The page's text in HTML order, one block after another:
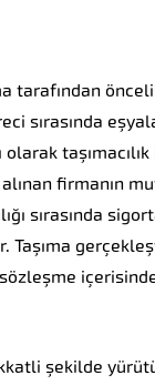
tarafından
sırasında
firmanın
sırasında
Taşıma
şekilde